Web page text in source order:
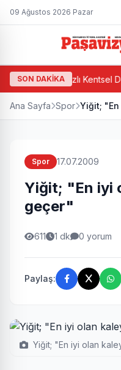
09 Ağustos 2026 Pazar
SON DAKİKA
Ada Bazlı Kentsel
Ana Sayfa Spor Yiğit;
Spor 17.07.2009
Yiğit; "En iyi
geçer"
611 1 dk 0 yorum
Paylaş:
Yiğit; "En iyi olan